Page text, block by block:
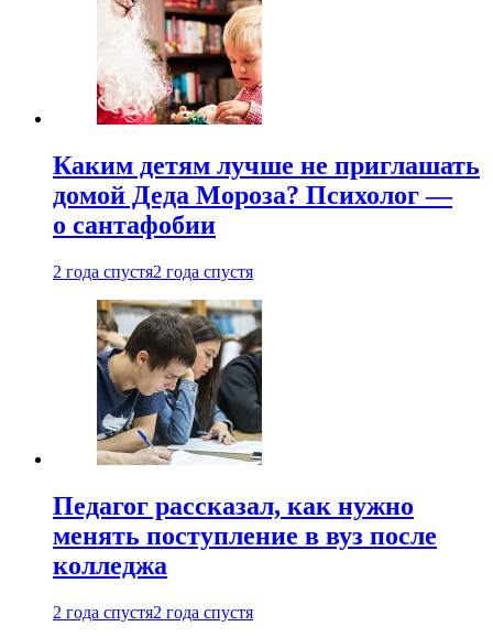
Каким детям лучше не приглашать
домой Деда Мороза? Психолог —
о сантафобии
2 года спустя2 года спустя
Педагог рассказал, как нужно
менять поступление в вуз после
колледжа
2 года спустя2 года спустя